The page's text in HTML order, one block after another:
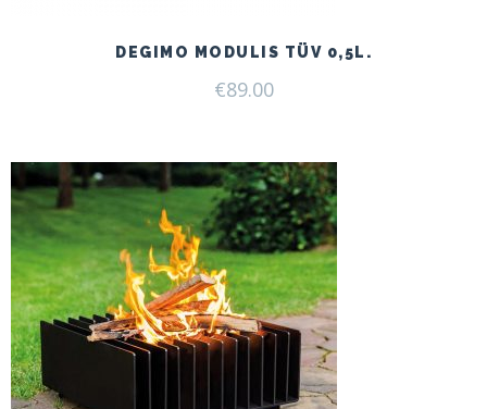
DEGIMO MODULIS TÜV 0,5L.
€89.00